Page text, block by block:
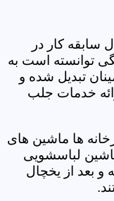
پویش با بیش از ۱۵ سال سابقه کار در
توانسته است به
تبدیل شده و
خدمات جلب
ها ماشین های
لباسشویی
بعد از یخچال